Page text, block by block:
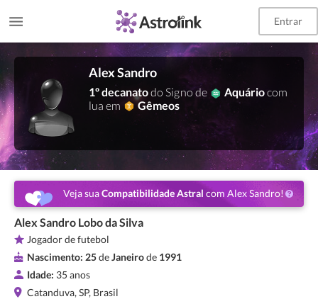
Entrar
Alex Sandro
1º decanatodo Signo de Aquáriocom
lua em
Gêmeos
Veja suaCompatibilidade Astral com Alex Sandro!
Alex Sandro Lobo da Silva
Jogador de futebol
Nascimento: 25deJaneirode 1991
Idade: 35 anos
Catanduva, SP, Brasil